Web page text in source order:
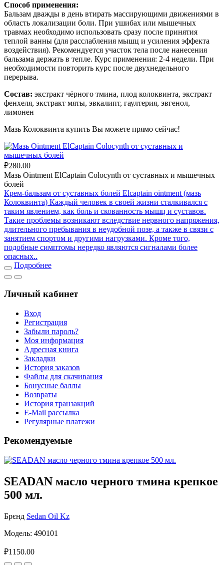
Способ применения:
Бальзам дважды в день втирать массирующими движениями в
область локализации боли. При ушибах или мышечных
травмах необходимо использовать сразу после принятия
теплой ванны (для расслабления мышц и усиления эффекта
воздействия). Рекомендуется участок тела после нанесения
бальзама держать в тепле. Курс применения: 2-4 недели. При
необходимости повторить курс после двухнедельного
перерыва.
Состав: экстракт чёрного тмина, плод колоквинта, экстракт
фенхеля, экстракт мяты, эвкалипт, гаултерия, эвгенол,
лимонен
Мазь Колоквинта купить Вы можете прямо сейчас!
₽280.00
Мазь Ointment ElCaptain Colocynth от суставных и мышечных
болей
Крем-бальзам от суставных болей Elcaptain ointment (мазь
Колоквинта) Каждый человек в своей жизни сталкивался с
таким явлением, как боль и скованность мышц и суставов.
Такие проблемы возникают вследствие нервного напряжения,
длительного пребывания в неудобной позе, а также в связи с
занятием спортом и другими нагрузками. Кроме того,
подобные симптомы нередко являются сигналами более
опасных..
Подробнее
Личный кабинет
Вход
Регистрация
Забыли пароль?
Моя информация
Адресная книга
Закладки
История заказов
Файлы для скачивания
Бонусные баллы
Возвраты
История транзакций
E-Mail рассылка
Регулярные платежи
Рекомендуемые
SEADAN масло черного тмина крепкое
500 мл.
Брєнд Sedan Oil Kz
Модель: 490101
₽1150.00